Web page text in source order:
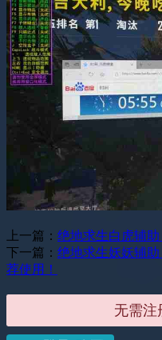
上一篇： 绝地求生白虎辅助
下一篇： 绝地求生妖妖辅
荐使用！
无需注